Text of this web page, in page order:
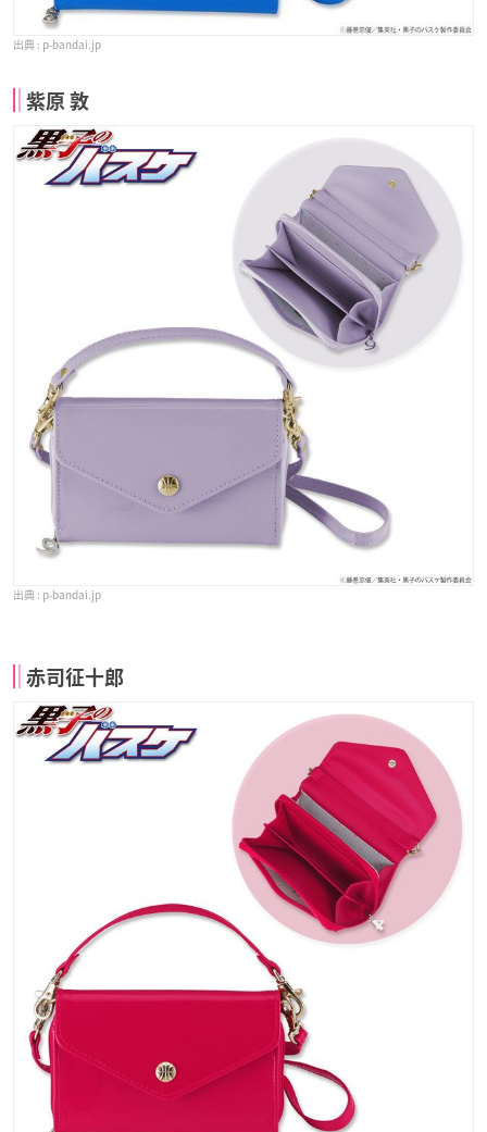
p-bandai.jp
紫原 敦
p-bandai.jp
赤司征十郎